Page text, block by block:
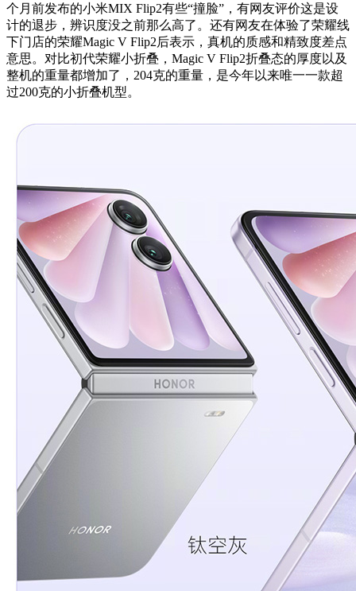
个月前发布的小米MIX Flip2有些“撞脸”，有网友评价这是设
计的退步，辨识度没之前那么高了。还有网友在体验了荣耀线
下门店的荣耀Magic V Flip2后表示，真机的质感和精致度差点
意思。对比初代荣耀小折叠，Magic V Flip2折叠态的厚度以及
整机的重量都增加了，204克的重量，是今年以来唯一一款超
过200克的小折叠机型。